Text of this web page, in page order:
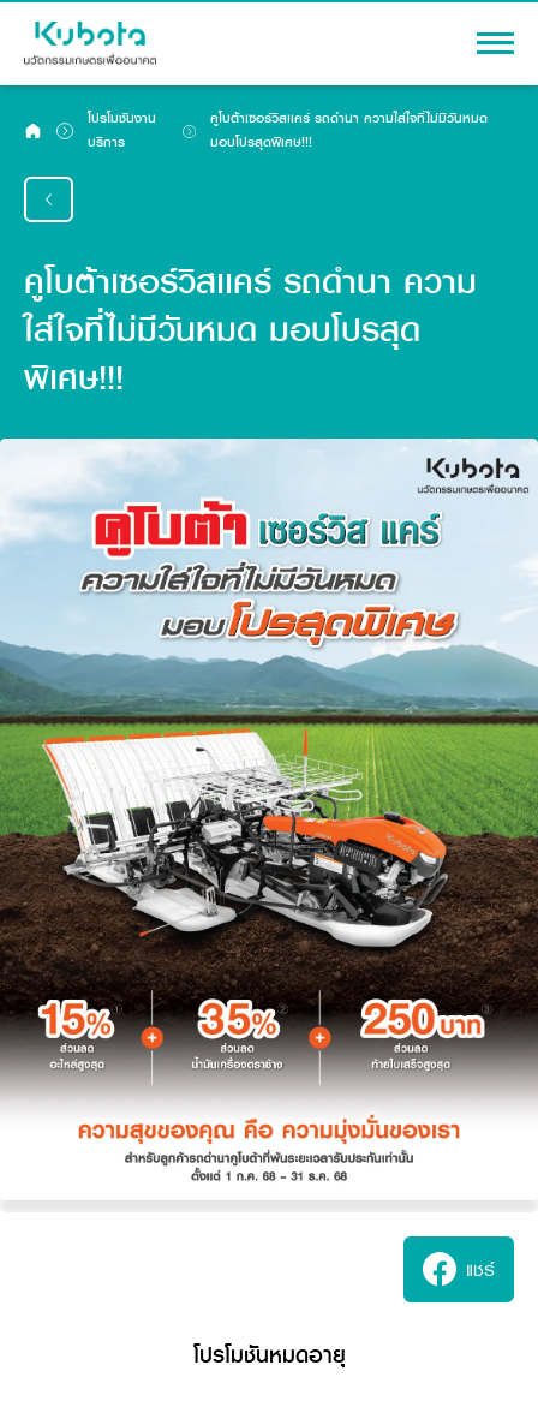
หน้าหลัก
ตารางบำรุงรักษาตามระยะ
มาตรฐานการบริการ (KES)
โปรโมชันงาน
บริการ
คูโบต้าเซอร์วิสเเคร์ รถดำนา ความใส่ใจที่ไม่มีวันหมด
มอบโปรสุดพิเศษ!!!
คูโบต้าเซอร์วิสเเคร์ รถดำนา ความ
ใส่ใจที่ไม่มีวันหมด มอบโปรสุด
พิเศษ!!!
แชร์
โปรโมชันหมดอายุ